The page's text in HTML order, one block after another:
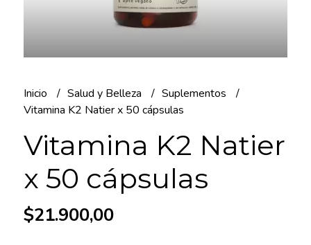
Inicio Salud y Belleza
Suplementos
Vitamina K2 Natier x 50 cápsulas
Vitamina K2 Natier
x 50 cápsulas
$21.900,00